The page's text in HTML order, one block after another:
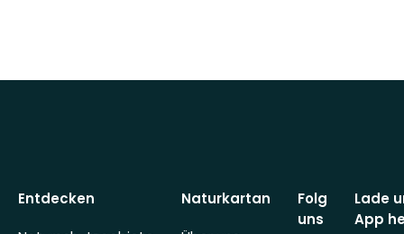
Entdecken
Naturkartan
Folg
uns
Lade
App